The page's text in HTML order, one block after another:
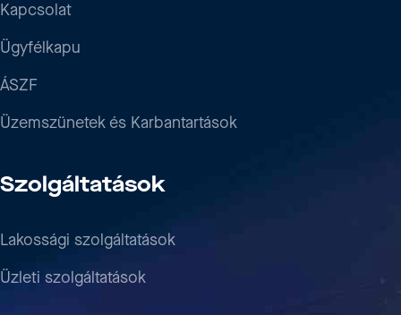
Kapcsolat
Ügyfélkapu
ÁSZF
Üzemszünetek és Karbantartások
Szolgáltatások
Lakossági szolgáltatások
Üzleti szolgáltatások